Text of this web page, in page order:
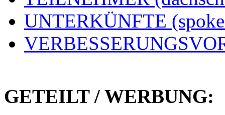
UNTERKÜNFTE
GETEILT / WERBUNG: